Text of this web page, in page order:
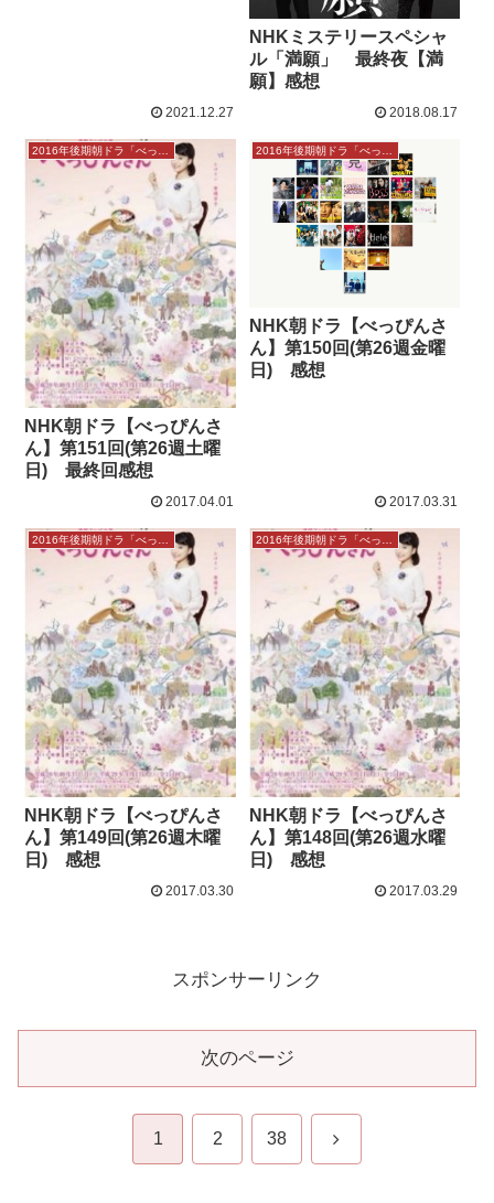
2021.12.27
NHKミステリースペシャ
ル「満願」 最終夜【満
願】感想
2018.08.17
2016年後期朝ドラ「べっぴんさん」
NHK朝ドラ【べっぴんさ
ん】第151回(第26週土曜
日) 最終回感想
2017.04.01
2016年後期朝ドラ「べっぴんさん」
NHK朝ドラ【べっぴんさ
ん】第150回(第26週金曜
日) 感想
2017.03.31
2016年後期朝ドラ「べっぴんさん」
NHK朝ドラ【べっぴんさ
ん】第149回(第26週木曜
日) 感想
2017.03.30
2016年後期朝ドラ「べっぴんさん」
NHK朝ドラ【べっぴんさ
ん】第148回(第26週水曜
日) 感想
2017.03.29
スポンサーリンク
次のページ
1 2 38 次